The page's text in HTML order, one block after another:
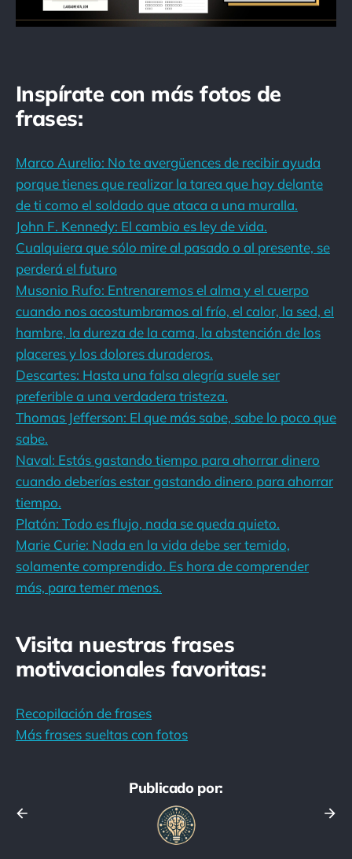
Inspírate con más fotos de
frases:
Marco Aurelio: No te avergüences de recibir ayuda
porque tienes que realizar la tarea que hay delante
de ti como el soldado que ataca a una muralla.
John F. Kennedy: El cambio es ley de vida.
Cualquiera que sólo mire al pasado o al presente, se
perderá el futuro
Musonio Rufo: Entrenaremos el alma y el cuerpo
cuando nos acostumbramos al frío, el calor, la sed, el
hambre, la dureza de la cama, la abstención de los
placeres y los dolores duraderos.
Descartes: Hasta una falsa alegría suele ser
preferible a una verdadera tristeza.
Thomas Jefferson: El que más sabe, sabe lo poco que
sabe.
Naval: Estás gastando tiempo para ahorrar dinero
cuando deberías estar gastando dinero para ahorrar
tiempo.
Platón: Todo es flujo, nada se queda quieto.
Marie Curie: Nada en la vida debe ser temido,
solamente comprendido. Es hora de comprender
más, para temer menos.
Visita nuestras frases
motivacionales favoritas:
Recopilación de frases
Más frases sueltas con fotos
Publicado por: